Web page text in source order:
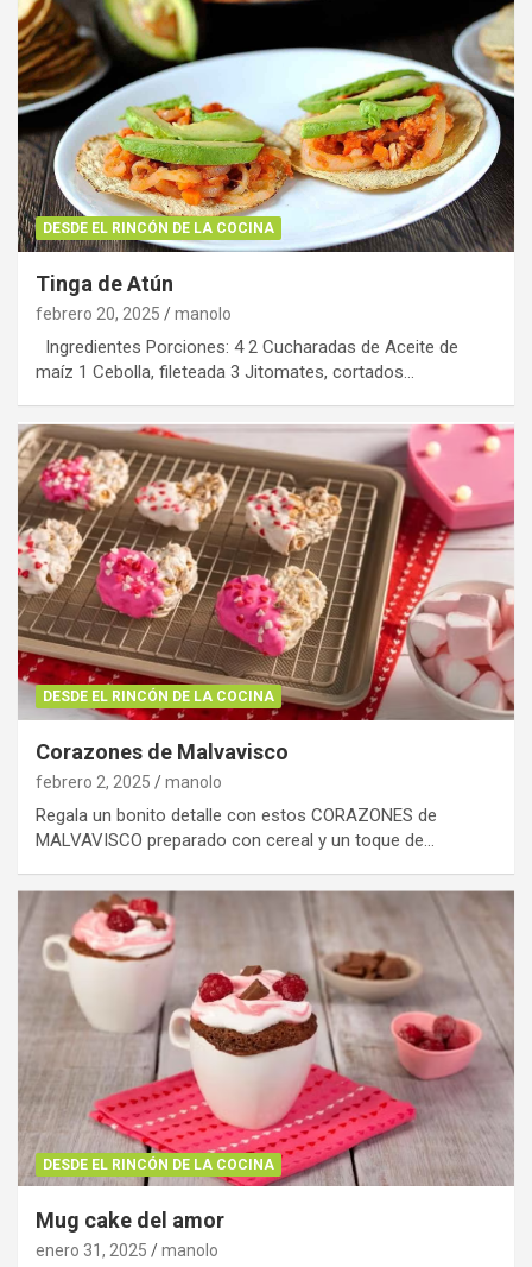
DESDE EL RINCÓN DE LA COCINA
Tinga de Atún
febrero 20, 2025 manolo
Ingredientes Porciones: 4 2 Cucharadas de Aceite de
maíz 1 Cebolla, fileteada 3 Jitomates, cortados…
DESDE EL RINCÓN DE LA COCINA
Corazones de Malvavisco
febrero 2, 2025 manolo
Regala un bonito detalle con estos CORAZONES de
MALVAVISCO preparado con cereal y un toque de…
DESDE EL RINCÓN DE LA COCINA
Mug cake del amor
enero 31, 2025 manolo